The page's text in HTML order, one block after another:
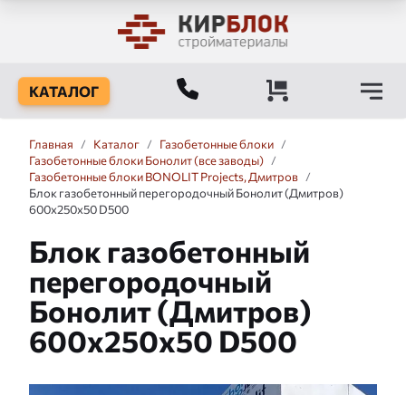
КАТАЛОГ
Главная / Каталог / Газобетонные блоки /
Газобетонные блоки Бонолит (все заводы) /
Газобетонные блоки BONOLIT Projects, Дмитров /
Блок газобетонный перегородочный Бонолит (Дмитров)
600x250x50 D500
Блок газобетонный
перегородочный
Бонолит (Дмитров)
600x250x50 D500